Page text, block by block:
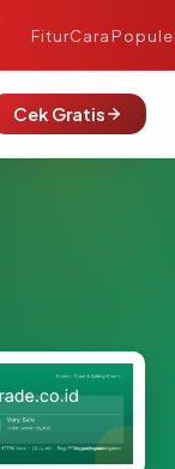
FiturCara
Cek Gratis